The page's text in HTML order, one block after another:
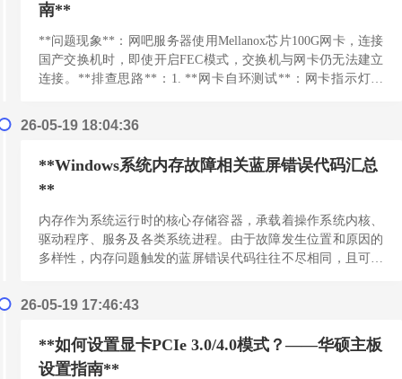
南**
**问题现象**：网吧服务器使用Mellanox芯片100G网卡，连接
国产交换机时，即使开启FEC模式，交换机与网卡仍无法建立
连接。**排查思路**：1. **网卡自环测试**：网卡指示灯亮
26-05-19 18:04:36
**Windows系统内存故障相关蓝屏错误代码汇总
**
内存作为系统运行时的核心存储容器，承载着操作系统内核、
驱动程序、服务及各类系统进程。由于故障发生位置和原因的
多样性，内存问题触发的蓝屏错误代码往往不尽相同，且可能
列...[阅读更多]
26-05-19 17:46:43
**如何设置显卡PCIe 3.0/4.0模式？——华硕主板
设置指南**